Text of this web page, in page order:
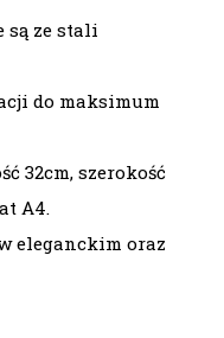
są ze stali
do maksimum
32cm, szerokość
A4.
eleganckim oraz